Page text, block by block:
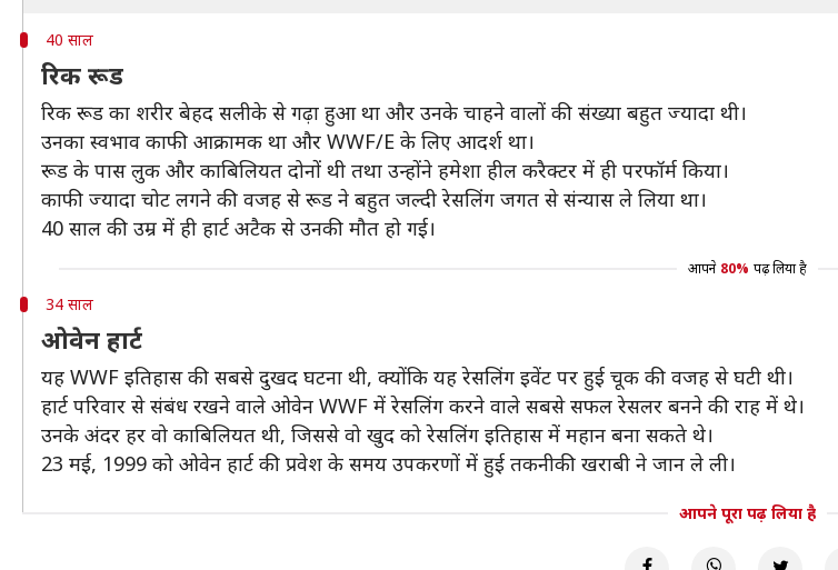
40 साल
रिक रूड
रिक रूड का शरीर बेहद सलीके से गढ़ा हुआ था और उनके चाहने वालों की संख्या बहुत ज्यादा थी।
उनका स्वभाव काफी आक्रामक था और WWF/E के लिए आदर्श था।
रूड के पास लुक और काबिलियत दोनों थी तथा उन्होंने हमेशा हील करैक्टर में ही परफॉर्म किया।
काफी ज्यादा चोट लगने की वजह से रूड ने बहुत जल्दी रेसलिंग जगत से संन्यास ले लिया था।
40 साल की उम्र में ही हार्ट अटैक से उनकी मौत हो गई।
आपने 80% पढ़ लिया है
34 साल
ओवेन हार्ट
यह WWF इतिहास की सबसे दुखद घटना थी, क्योंकि यह रेसलिंग इवेंट पर हुई चूक की वजह से घटी थी।
हार्ट परिवार से संबंध रखने वाले ओवेन WWF में रेसलिंग करने वाले सबसे सफल रेसलर बनने की राह में थे।
उनके अंदर हर वो काबिलियत थी, जिससे वो खुद को रेसलिंग इतिहास में महान बना सकते थे।
23 मई, 1999 को ओवेन हार्ट की प्रवेश के समय उपकरणों में हुई तकनीकी खराबी ने जान ले ली।
आपने पूरा पढ़ लिया है